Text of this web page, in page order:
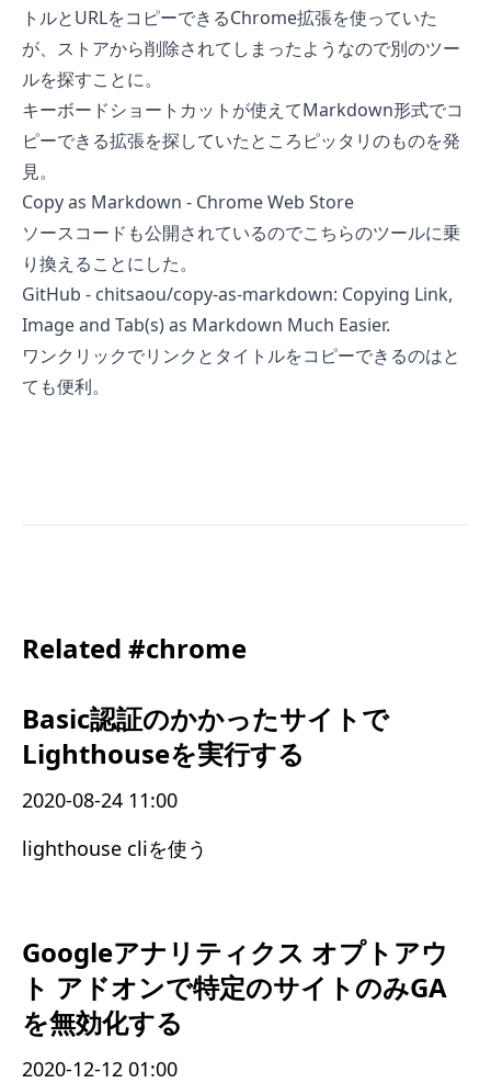
トルとURLをコピーできるChrome拡張を使っていた
が、ストアから削除されてしまったようなので別のツー
ルを探すことに。
キーボードショートカットが使えてMarkdown形式でコ
ピーできる拡張を探していたところピッタリのものを発
見。
Copy as Markdown - Chrome Web Store
ソースコードも公開されているのでこちらのツールに乗
り換えることにした。
GitHub - chitsaou/copy-as-markdown: Copying Link,
Image and Tab(s) as Markdown Much Easier.
ワンクリックでリンクとタイトルをコピーできるのはと
ても便利。
Related #chrome
Basic認証のかかったサイトで
Lighthouseを実行する
2020-08-24 11:00
lighthouse cliを使う
Googleアナリティクス オプトアウ
ト アドオンで特定のサイトのみGA
を無効化する
2020-12-12 01:00